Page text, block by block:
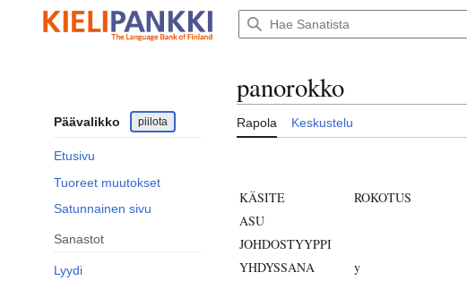
sisältöön
Päävalikko piilota
Etusivu
Tuoreet muutokset
Satunnainen sivu
Sanastot
Lyydi
panorokko
Rapola Keskustelu
KÄSITE
ROKOTUS
ASU
JOHDOSTYYPPI
YHDYSSANA
y